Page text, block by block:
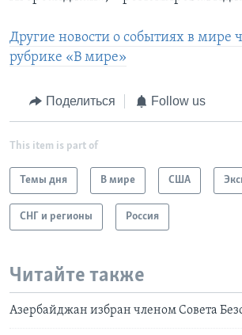
Другие новости о событиях в мире
рубрике «В мире»
Поделиться Follow us
This item is part of
Темы дня В мире США
СНГ и регионы Россия
Читайте также
Азербайджан избран членом Совета